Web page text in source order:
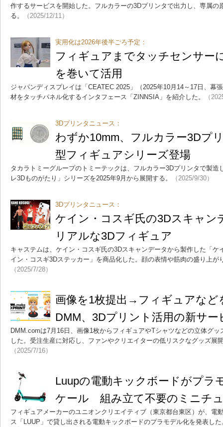
作するサービスを開始した。フルカラーの3Dプリンタで出力し、専属の
る。
（2025/12/11）
実用化は2026年後半ごろ予定：
フィギュアまでタッチセンサー
を巻いて活用
ジャパンディスプレイは「CEATEC 2025」（2025年10月14～17日、幕
材をタッチパネル化するインタフェース「ZINNSIA」を紹介した。
（
3Dプリンタニュース：
わずか10mm、フルカラー3Dプ
型フィギュアシリーズ登場
タカラトミーグループのトミーテックは、フルカラー3Dプリンタで製造
レ3Dものがたり」シリーズを2025年9月から展開する。
（2025/9/30）
3Dプリンタニュース：
ケイン・コスギ氏の3Dスキャン
リアルな3Dフィギュア
キャステムは、ケイン・コスギ氏の3Dスキャンデータから製作した「ケ
イン・コスギ3Dステッカー」を商品化した。顔の表情や筋肉の盛り上が
（2025/7/28）
画像を1枚提出→フィギュアな
DMM、3Dプリント活用の新サー
DMM.comは7月16日、画像1枚からフィギュアやTシャツなどの立体グ
した。受注生産に対応し、ファンやクリエイターの低リスクなグッズ展
（2025/7/16）
Luupの電動キックボードがプラ
ケール 組み立て不要のミニチ
フィギュアメーカーのユニオンクリエイティブ（東京都台東区）が、電
ス「LUUP」で貸し出される電動キックボードのプラモデル化を発表し